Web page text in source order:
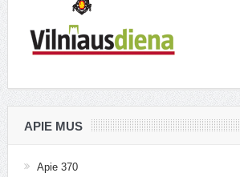
APIE MUS
Apie 370